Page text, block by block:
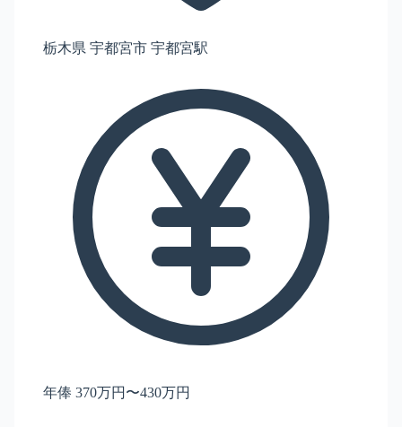
栃木県 宇都宮市 宇都宮駅
年俸 370万円〜430万円